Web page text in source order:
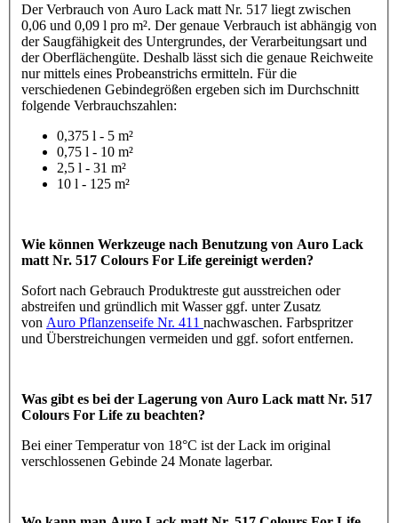
Der Verbrauch von Auro Lack matt Nr. 517 liegt zwischen
0,06 und 0,09 l pro m². Der genaue Verbrauch ist abhängig von
der Saugfähigkeit des Untergrundes, der Verarbeitungsart und
der Oberflächengüte. Deshalb lässt sich die genaue Reichweite
nur mittels eines Probeanstrichs ermitteln. Für die
verschiedenen Gebindegrößen ergeben sich im Durchschnitt
folgende Verbrauchszahlen:
0,375 l - 5 m²
0,75 l - 10 m²
2,5 l - 31 m²
10 l - 125 m²
Wie können Werkzeuge nach Benutzung von Auro Lack
matt Nr. 517 Colours For Life gereinigt werden?
Sofort nach Gebrauch Produktreste gut ausstreichen oder
abstreifen und gründlich mit Wasser ggf. unter Zusatz
von Auro Pflanzenseife Nr. 411 nachwaschen. Farbspritzer
und Überstreichungen vermeiden und ggf. sofort entfernen.
Was gibt es bei der Lagerung von Auro Lack matt Nr. 517
Colours For Life zu beachten?
Bei einer Temperatur von 18°C ist der Lack im original
verschlossenen Gebinde 24 Monate lagerbar.